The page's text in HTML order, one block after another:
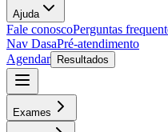
Ajuda
Fale conoscoPerguntas
Nav DasaPré-atendimento
Agendar
Resultados
Exames